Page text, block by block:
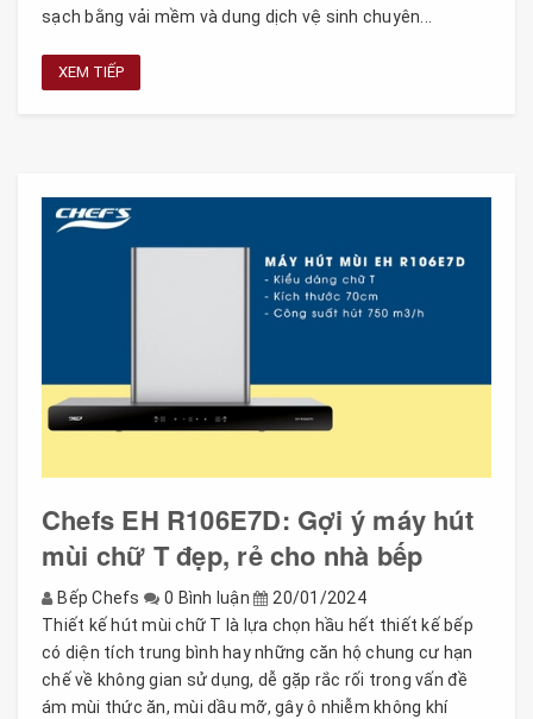
sạch bằng vải mềm và dung dịch vệ sinh chuyên...
XEM TIẾP
Chefs EH R106E7D: Gợi ý máy hút
mùi chữ T đẹp, rẻ cho nhà bếp
Bếp Chefs 0 Bình luận
20/01/2024
Thiết kế hút mùi chữ T là lựa chọn hầu hết thiết kế bếp
có diện tích trung bình hay những căn hộ chung cư hạn
chế về không gian sử dụng, dễ gặp rắc rối trong vấn đề
ám mùi thức ăn, mùi dầu mỡ, gây ô nhiễm không khí